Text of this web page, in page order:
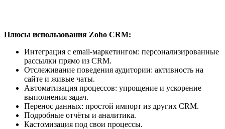
Плюсы использования Zoho CRM:
Интеграция с email-маркетингом: персонализированные
рассылки прямо из CRM.
Отслеживание поведения аудитории: активность на
сайте и живые чаты.
Автоматизация процессов: упрощение и ускорение
выполнения задач.
Перенос данных: простой импорт из других CRM.
Подробные отчёты и аналитика.
Кастомизация под свои процессы.